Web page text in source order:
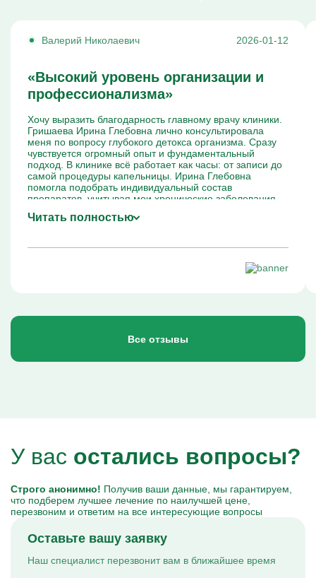
Валерий Николаевич 2026-01-12
«Высокий уровень организации и
профессионализма»
Хочу выразить благодарность главному врачу клиники.
Гришаева Ирина Глебовна лично консультировала
меня по вопросу глубокого детокса организма. Сразу
чувствуется огромный опыт и фундаментальный
подход. В клинике всё работает как часы: от записи до
самой процедуры капельницы. Ирина Глебовна
помогла подобрать индивидуальный состав
препаратов, учитывая мои хронические заболевания.
Читать полностью
Все отзывы
У вас остались вопросы?
Строго анонимно! Получив ваши данные, мы гарантируем,
что подберем лучшее лечение по наилучшей цене,
перезвоним и ответим на все интересующие вопросы
Оставьте вашу заявку
Наш специалист перезвонит вам в ближайшее время